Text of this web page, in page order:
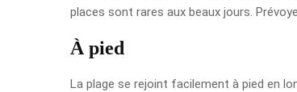
places sont rares aux beaux jours.
À pied
La plage se rejoint facilement à pied en